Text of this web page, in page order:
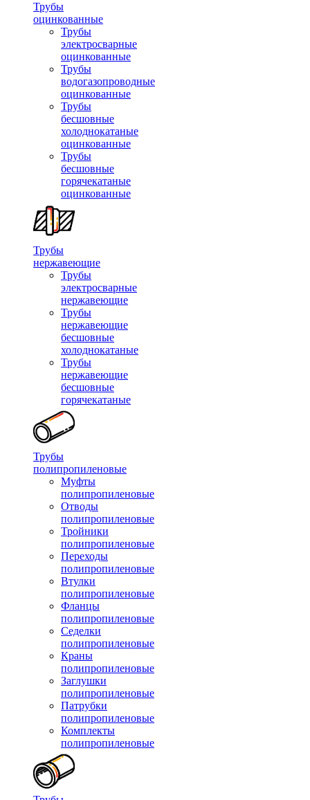
Трубы
оцинкованные
Трубы
электросварные
оцинкованные
Трубы
водогазопроводные
оцинкованные
Трубы
бесшовные
холоднокатаные
оцинкованные
Трубы
бесшовные
горячекатаные
оцинкованные
Трубы
нержавеющие
Трубы
электросварные
нержавеющие
Трубы
нержавеющие
бесшовные
холоднокатаные
Трубы
нержавеющие
бесшовные
горячекатаные
Трубы
полипропиленовые
Муфты
полипропиленовые
Отводы
полипропиленовые
Тройники
полипропиленовые
Переходы
полипропиленовые
Втулки
полипропиленовые
Фланцы
полипропиленовые
Седелки
полипропиленовые
Краны
полипропиленовые
Заглушки
полипропиленовые
Патрубки
полипропиленовые
Комплекты
полипропиленовые